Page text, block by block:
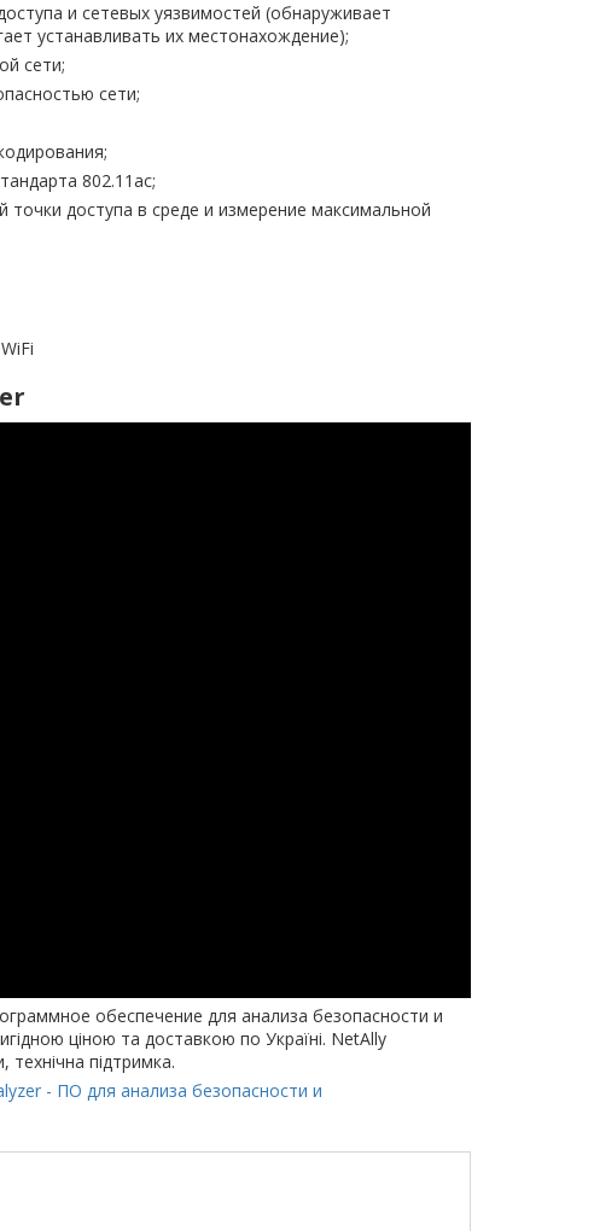
и сетевых уязвимостей (обнаруживает
устанавливать их местонахождение);
сети;
сети;
802.11ac;
доступа в среде и измерение максимальной
обеспечение для анализа безопасности и
ціною та доставкою по Україні. NetAlly
технічна підтримка.
- ПО для анализа безопасности и